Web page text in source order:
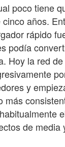
poco tiene
años.
rápido
podía
Hoy la red
y
más
de media